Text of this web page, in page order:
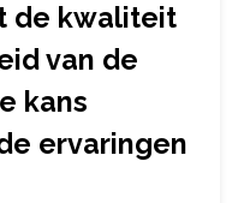
de kwaliteit
van de
kans
ervaringen